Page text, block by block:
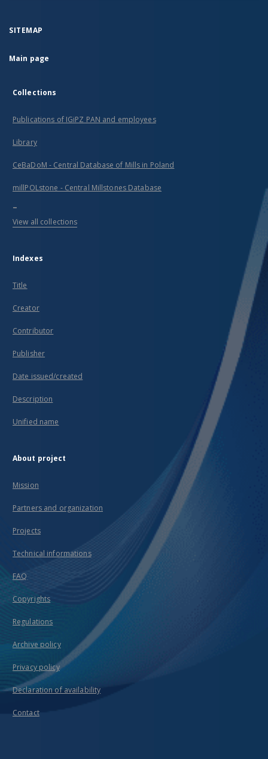
SITEMAP
Main page
Collections
Publications of IGiPZ PAN and employees
Library
CeBaDoM - Central Database of Mills in Poland
millPOLstone - Central Millstones Database
...
View all collections
Indexes
Title
Creator
Contributor
Publisher
Date issued/created
Description
Unified name
About project
Mission
Partners and organization
Projects
Technical informations
FAQ
Copyrights
Regulations
Archive policy
Privacy policy
Declaration of availability
Contact